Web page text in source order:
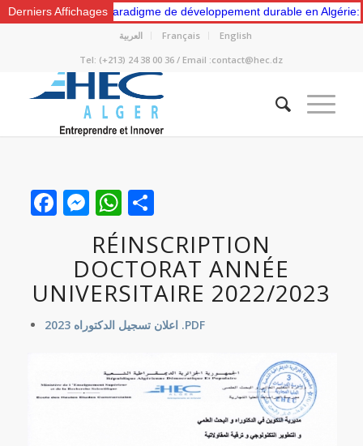
Derniers Affichages
un nouveau paradigme de développement durable en Algérie:
العربية Français
English
Tel: (+213) 24 38 00 36 / Email :contact@hec.dz
Facebook
Messenger
WhatsApp
Partager
RÉINSCRIPTION
DOCTORAT ANNÉE
UNIVERSITAIRE 2022/2023
اعلان تسجيل الدكتوراه 2023 .PDF